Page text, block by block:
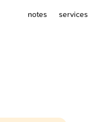
notes services